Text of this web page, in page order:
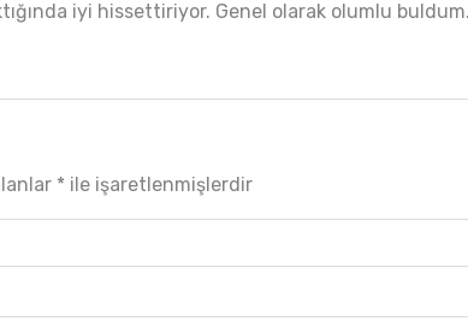
iyi hissettiriyor. Genel olarak olumlu buldum.
* ile işaretlenmişlerdir